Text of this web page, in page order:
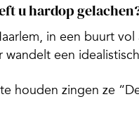
u hardop
in een buurt
wandelt een
houden zingen ze